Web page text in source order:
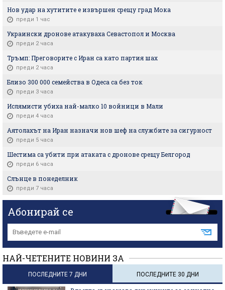
Нов удар на хутитите е извършен срещу град Мока
преди 1 час
Украински дронове атакуваха Севастопол и Москва
преди 2 часа
Тръмп: Преговорите с Иран са като партия шах
преди 2 часа
Близо 300 000 семейства в Одеса са без ток
преди 3 часа
Ислямисти убиха най-малко 10 войници в Мали
преди 4 часа
Аятолахът на Иран назначи нов шеф на службите за сигурност
преди 5 часа
Шестима са убити при атаката с дронове срещу Белгород
преди 6 часа
Слънце в понеделник
преди 7 часа
Абонирай се
НАЙ-ЧЕТЕНИТЕ НОВИНИ ЗА
ПОСЛЕДНИТЕ 7 ДНИ ПОСЛЕДНИТЕ 30 ДНИ